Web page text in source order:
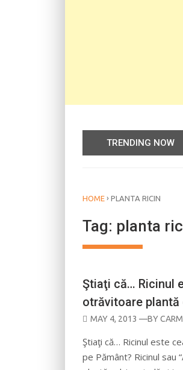
TRENDING NOW
HOME › PLANTA RICIN
Tag: planta
Ştiaţi că… Ricinul
otrăvitoare plantă
POSTED
MAY 4, 2013 —BY
Ştiaţi că… Ricinul este
pe Pământ? Ricinul sau